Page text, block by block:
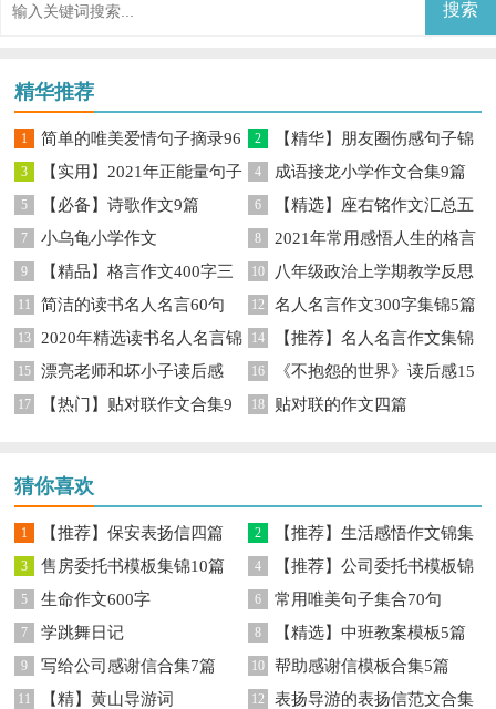
精华推荐
1
简单的唯美爱情句子摘录96
句
2
【精华】朋友圈伤感句子锦
集60条
3
【实用】2021年正能量句子
锦集45条
4 成语接龙小学作文合集9篇
5 【必备】诗歌作文9篇 6
【精选】座右铭作文汇总五
篇
7 小乌龟小学作文 8
2021年常用感悟人生的格言
85句
9
【精品】格言作文400字三
篇
10 八年级政治上学期教学反思
11 简洁的读书名人名言60句 12 名人名言作文300字集锦5篇
13
2020年精选读书名人名言锦
集95句
14
【推荐】名人名言作文集锦
7篇
15 漂亮老师和坏小子读后感 16
《不抱怨的世界》读后感15
篇
17
【热门】贴对联作文合集9
18 贴对联的作文四篇
猜你喜欢
1 【推荐】保安表扬信四篇 2
【推荐】生活感悟作文锦集
7篇
3 售房委托书模板集锦10篇 4
【推荐】公司委托书模板锦
集7篇
5 生命作文600字 6 常用唯美句子集合70句
7 学跳舞日记 8 【精选】中班教案模板5篇
9 写给公司感谢信合集7篇 10 帮助感谢信模板合集5篇
11 【精】黄山导游词 12 表扬导游的表扬信范文合集